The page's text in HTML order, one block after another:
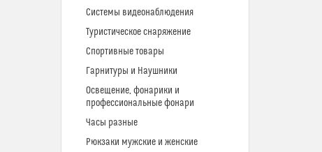
Системы видеонаблюдения
Туристическое снаряжение
Спортивные товары
Гарнитуры и Наушники
Освещение, фонарики и
профессиональные фонари
Часы разные
Рюкзаки мужские и женские